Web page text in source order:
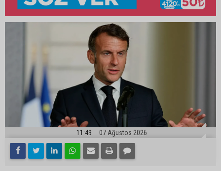
11:49 07 Ağustos 2026